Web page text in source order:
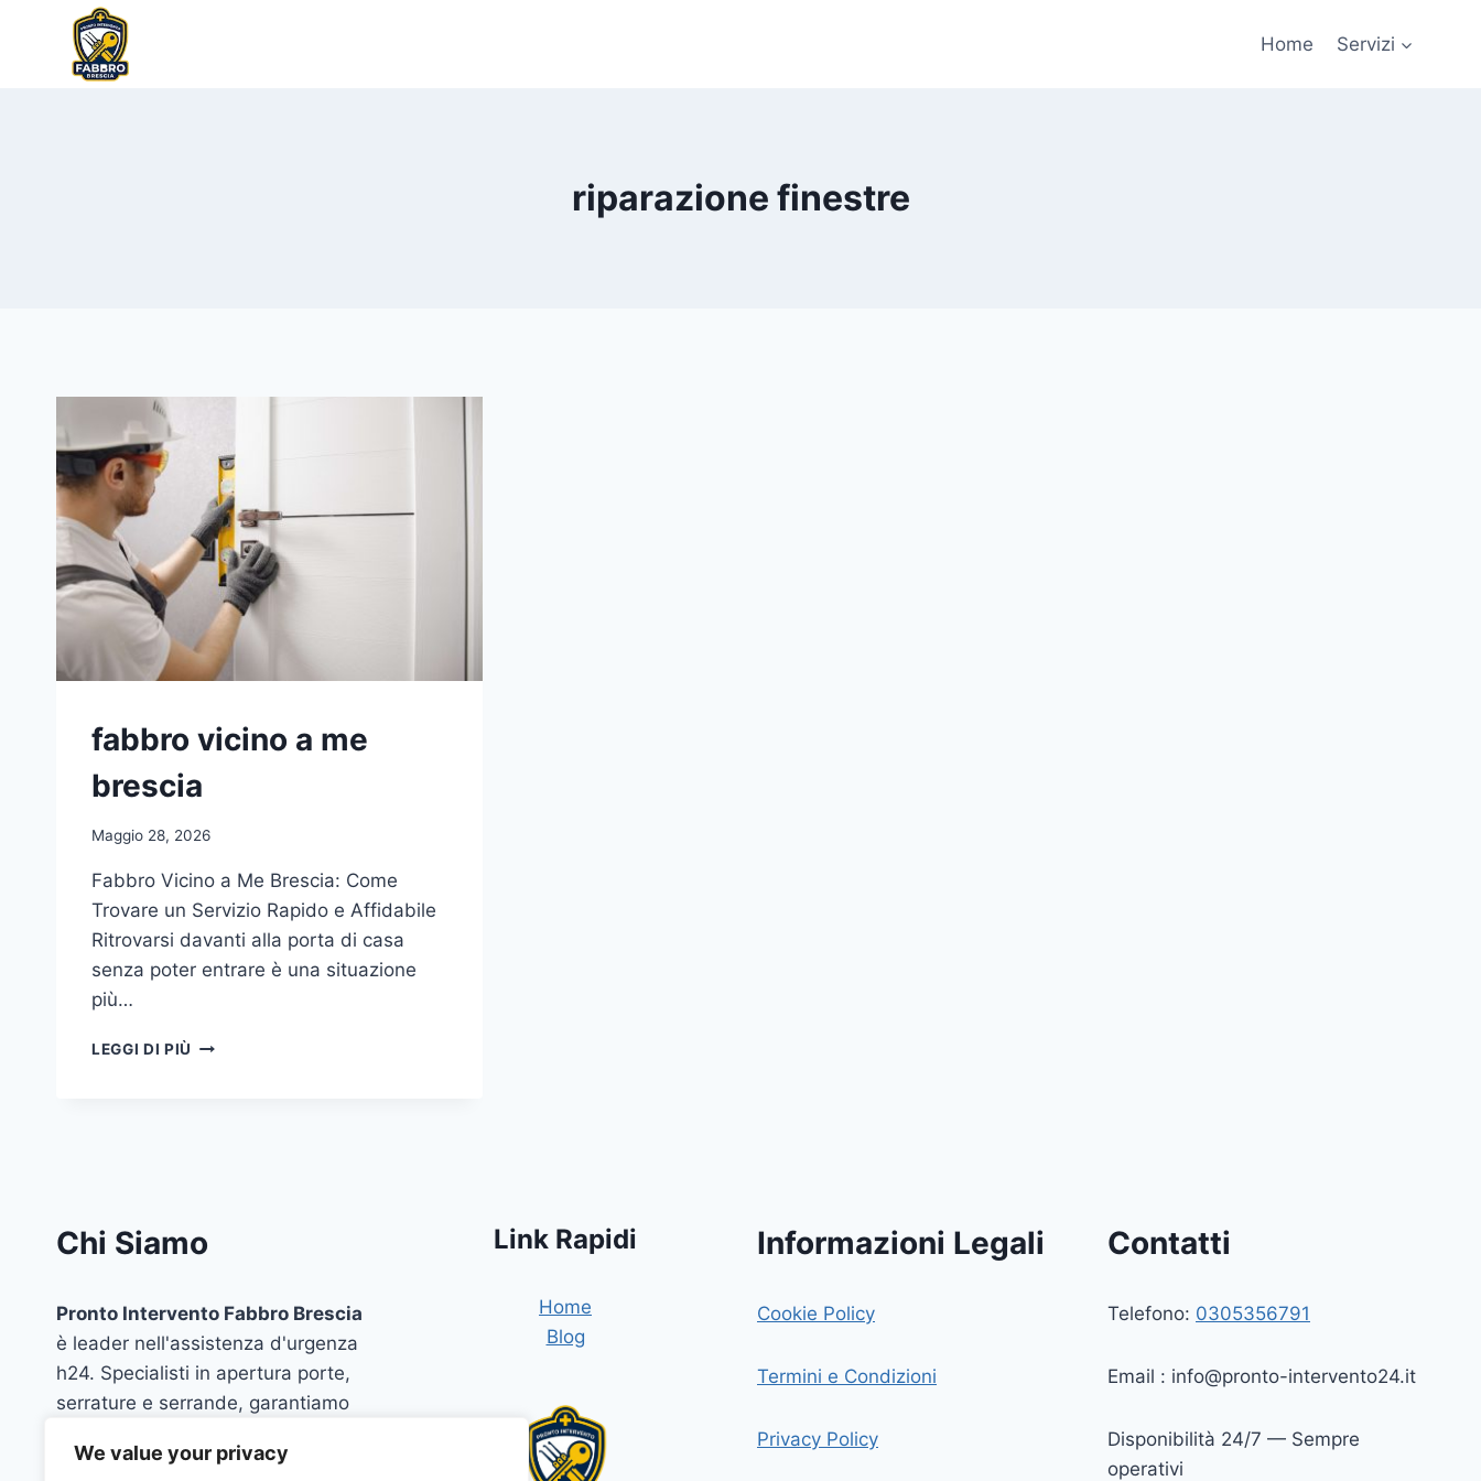
We value your privacy
contenuto
Home Servizi
riparazione finestre
fabbro vicino a me
brescia
Maggio 28, 2026
Fabbro Vicino a Me Brescia: Come
Trovare un Servizio Rapido e Affidabile
Ritrovarsi davanti alla porta di casa
senza poter entrare è una situazione
più…
LEGGI DI PIÙ FABBRO
Chi Siamo
Pronto Intervento Fabbro Brescia
è leader nell'assistenza d'urgenza
h24. Specialisti in apertura porte,
serrature e serrande, garantiamo
trasparenti in tutta la provincia. La
Link Rapidi
Home
Blog
Informazioni Legali
Cookie Policy
Termini e Condizioni
Privacy Policy
Contatti
Telefono: 0305356791
Email : info@pronto-intervento24.it
Disponibilità 24/7 — Sempre
operativi